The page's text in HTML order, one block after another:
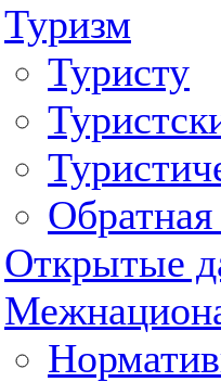
Туризм
Туристу
Обратная
Открытые